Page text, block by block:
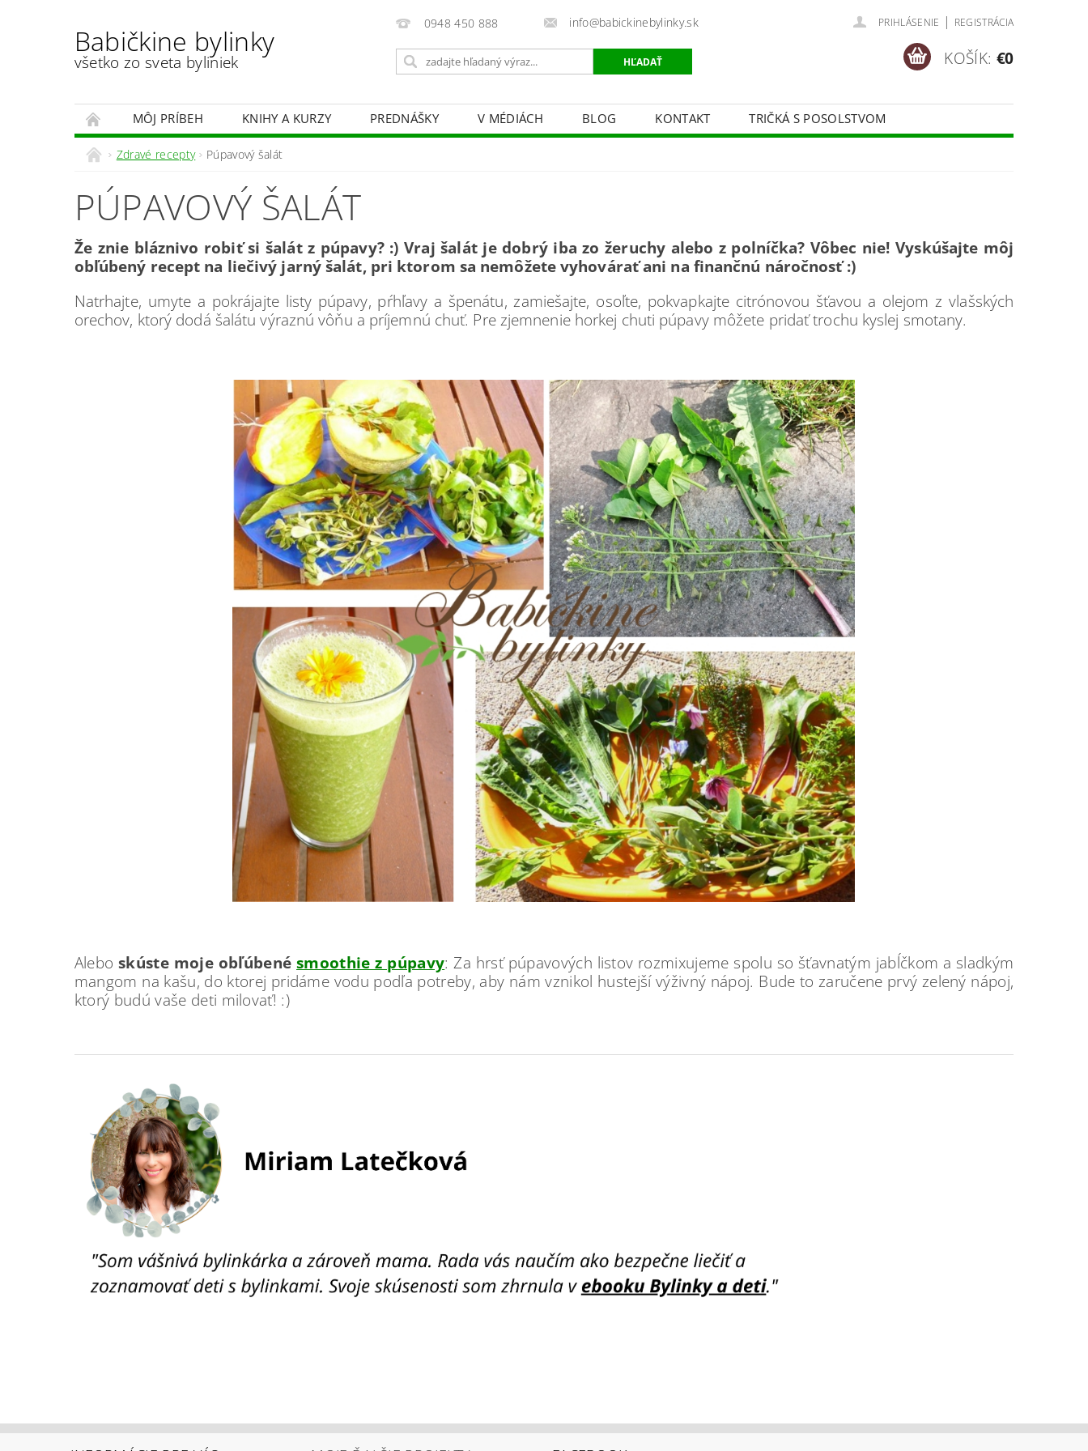
Babičkine bylinky
všetko zo sveta byliniek
0948 450 888 info@babickinebylinky.sk PRIHLÁSENIE | REGISTRÁCIA
KOŠÍK: €0
MÔJ PRÍBEH KNIHY A KURZY PREDNÁŠKY V MÉDIÁCH BLOG KONTAKT TRIČKÁ S POSOLSTVOM
Zdravé recepty Púpavový šalát
PÚPAVOVÝ ŠALÁT
Že znie bláznivo robiť si šalát z púpavy? :) Vraj šalát je dobrý iba zo žeruchy alebo z polníčka? Vôbec nie! Vyskúšajte môj
obľúbený recept na liečivý jarný šalát, pri ktorom sa nemôžete vyhovárať ani na finančnú náročnosť :)
Natrhajte, umyte a pokrájajte listy púpavy, pŕhľavy a špenátu, zamiešajte, osoľte, pokvapkajte citrónovou šťavou a olejom z vlašských
orechov, ktorý dodá šalátu výraznú vôňu a príjemnú chuť. Pre zjemnenie horkej chuti púpavy môžete pridať trochu kyslej smotany.
Aleboskúste moje obľúbenésmoothie z púpavy: Za hrsť púpavových listov rozmixujeme spolu so šťavnatým jabĺčkom a sladkým
mangom na kašu, do ktorej pridáme vodu podľa potreby, aby nám vznikol hustejší výživný nápoj. Bude to zaručene prvý zelený nápoj,
ktorý budú vaše deti milovať! :)